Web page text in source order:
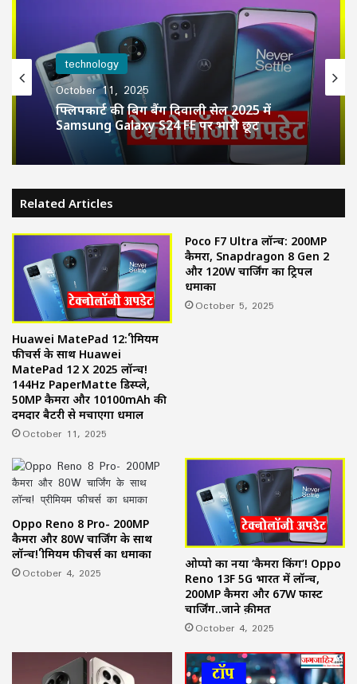
technology
October 11, 2025
फ्लिपकार्ट की बिग बैंग दिवाली सेल 2025 में
Samsung Galaxy S24 FE पर भारी छूट
Related Articles
Huawei MatePad 12: प्रीमियम
फीचर्स के साथ Huawei
MatePad 12 X 2025 लॉन्च!
144Hz PaperMatte डिस्प्ले,
50MP कैमरा और 10100mAh की
दमदार बैटरी से मचाएगा धमाल
October 11, 2025
Poco F7 Ultra लॉन्च: 200MP
कैमरा, Snapdragon 8 Gen 2
और 120W चार्जिंग का ट्रिपल
धमाका
October 5, 2025
Oppo Reno 8 Pro- 200MP
कैमरा और 80W चार्जिंग के साथ
लॉन्च! प्रीमियम फीचर्स का धमाका
October 4, 2025
ओप्पो का नया ‘कैमरा किंग’! Oppo
Reno 13F 5G भारत में लॉन्च,
200MP कैमरा और 67W फास्ट
चार्जिंग..जाने क़ीमत
October 4, 2025